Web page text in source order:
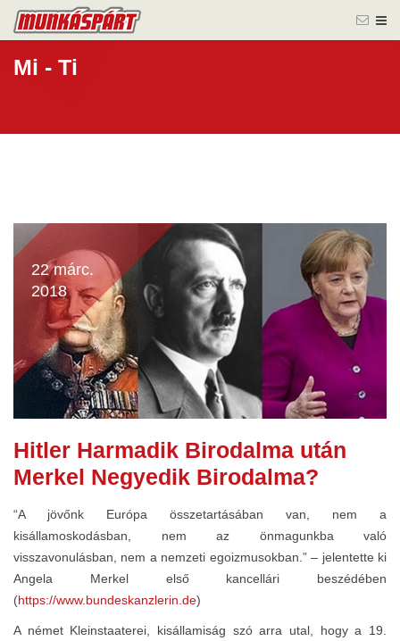
Mi - Ti
22 márc.
2018
Hitler Harmadik Birodalma után
Merkel Negyedik Birodalma?
“A jövőnk Európa összetartásában van, nem a
kisállamoskodásban, nem az önmagunkba való
visszavonulásban, nem a nemzeti egoizmusokban.” – jelentette ki
Angela Merkel első kancellári beszédében
(https://www.bundeskanzlerin.de)
A német Kleinstaaterei, kisállamiság szó arra utal, hogy a 19.